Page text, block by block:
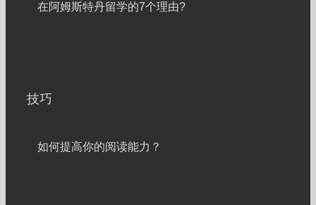
在阿姆斯特丹留学的7个理由?
技巧
如何提高你的阅读能力？